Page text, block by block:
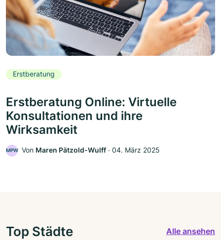
Erstberatung
Erstberatung Online: Virtuelle
Konsultationen und ihre
Wirksamkeit
MPW Von Maren Pätzold-Wulff ‧ 04. März 2025
Top Städte Alle ansehen